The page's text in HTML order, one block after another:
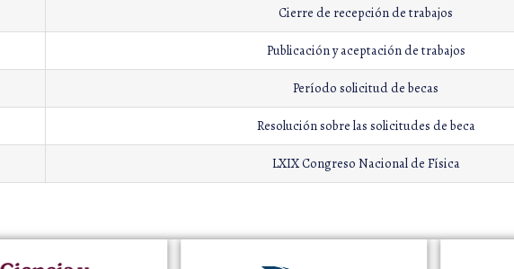
Cierre de recepción de trabajos
Publicación y aceptación de trabajos
Período solicitud de becas
Resolución sobre las solicitudes de beca
LXIX Congreso Nacional de Física